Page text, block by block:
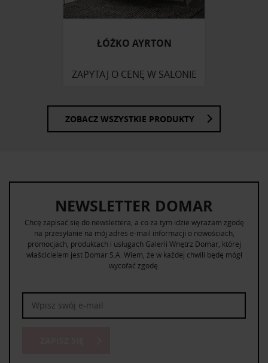
otrzymanymi od Ciebie lub uzyskanymi podczas
korzystania z ich usług.
ŁÓŻKO AYRTON
ZAPYTAJ O CENĘ W SALONIE
ZOBACZ WSZYSTKIE PRODUKTY
NEWSLETTER DOMAR
Chcę zapisać się do newslettera, a co za tym idzie wyrażam zgodę
na przesyłanie na mój adres e-mail informacji o nowościach,
promocjach, produktach i usługach Galerii Wnętrz Domar, której
właścicielem jest Domar S.A. Wiem, że w każdej chwili będę mógł
wycofać zgodę.